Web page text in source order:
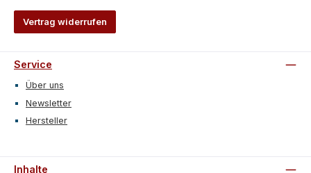
Vertrag widerrufen
Service
Über uns
Newsletter
Hersteller
Inhalte